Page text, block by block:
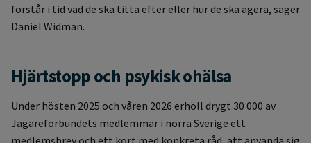
förstår i tid vad de ska titta efter eller hur de ska agera, säger
Daniel Widman.
Hjärtstopp och psykisk ohälsa
Under hösten 2025 och våren 2026 erhöll drygt 30 000 av
Jägareförbundets medlemmar i norra Sverige ett
medlemsbrev och ett kort med konkreta råd, att använda sig